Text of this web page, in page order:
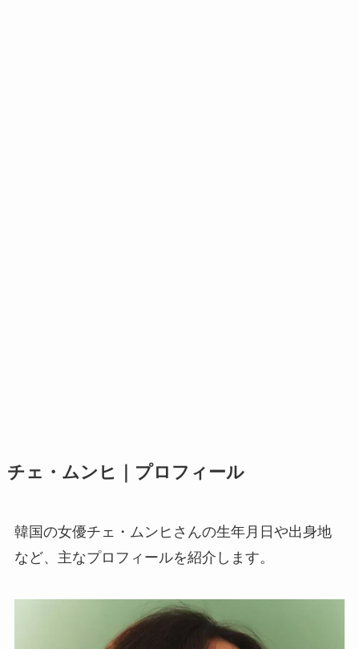
チェ・ムンヒ｜プロフィール
韓国の女優チェ・ムンヒさんの生年月日や出身地
など、主なプロフィールを紹介します。